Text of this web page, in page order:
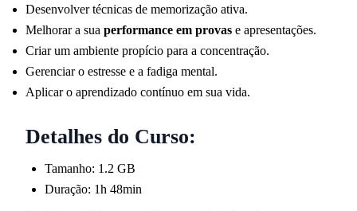
Desenvolver técnicas de memorização ativa.
Melhorar a sua performance em provas e apresentações.
Criar um ambiente propício para a concentração.
Gerenciar o estresse e a fadiga mental.
Aplicar o aprendizado contínuo em sua vida.
Detalhes do Curso:
Tamanho: 1.2 GB
Duração: 1h 48min